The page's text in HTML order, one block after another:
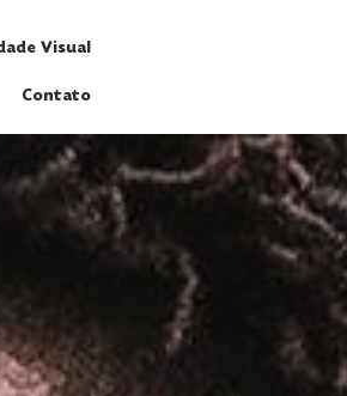
Visual
Contato